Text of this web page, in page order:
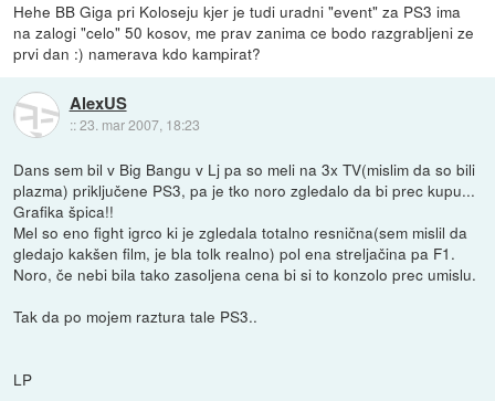
Hehe BB Giga pri Koloseju kjer je tudi uradni "event" za PS3 ima
na zalogi "celo" 50 kosov, me prav zanima ce bodo razgrabljeni ze
prvi dan :) namerava kdo kampirat?
AlexUS
::23. mar 2007, 18:23
Dans sem bil v Big Bangu v Lj pa so meli na 3x TV(mislim da so bili
plazma) priključene PS3, pa je tko noro zgledalo da bi prec kupu...
Grafika špica!!
Mel so eno fight igrco ki je zgledala totalno resnična(sem mislil da
gledajo kakšen film, je bla tolk realno) pol ena streljačina pa F1.
Noro, če nebi bila tako zasoljena cena bi si to konzolo prec umislu.
Tak da po mojem raztura tale PS3..
LP